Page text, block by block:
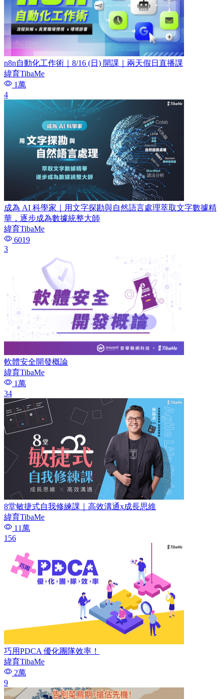
n8n自動化工作術｜8/16 (日) 開課｜兩天假日直播課
緯育TibaMe
1萬
4
成為 AI 科學家｜用文字探勘與自然語言處理萃取文字數據精
華，逐步成為數據統整大師
緯育TibaMe
6019
3
軟體安全開發概論
緯育TibaMe
1萬
34
8堂敏捷式自我修練課｜高效溝通x成長思維
緯育TibaMe
11萬
156
巧用PDCA 優化團隊效率！
緯育TibaMe
2萬
9